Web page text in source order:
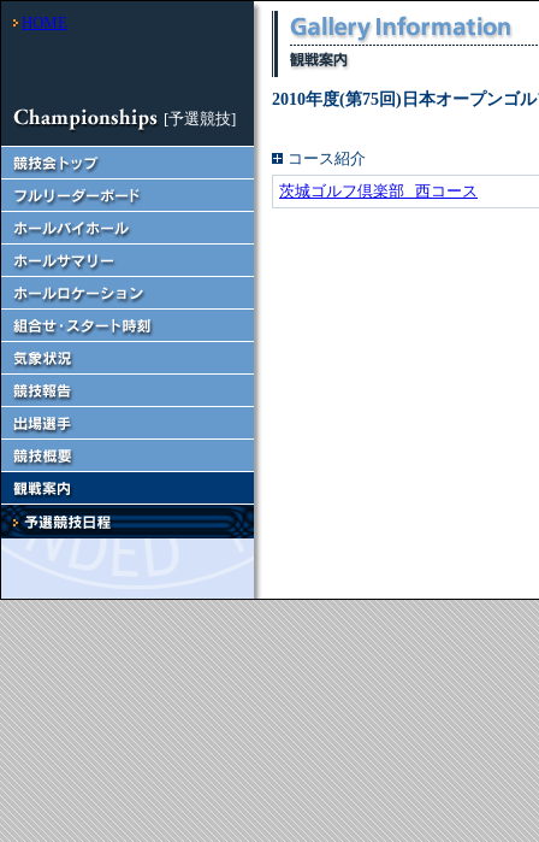
HOME
[予選競技]
2010年度(第75回)日本オープンゴ
コース紹介
茨城ゴルフ倶楽部 西コース